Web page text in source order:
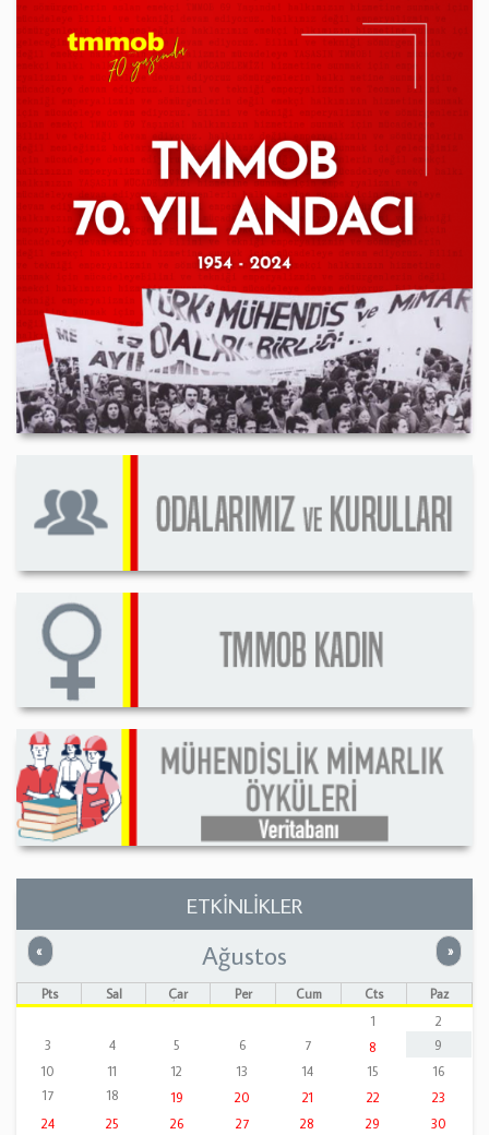
ETKİNLİKLER
« Önceki »
Ağustos
Pts Sal Çar Per Cum Cts
Paz
1
2
3
4 5 6 7 8
9
10
11 12 13 14 15
16
17
18 19 20 21 22
23
24
25 26 27 28 29
30